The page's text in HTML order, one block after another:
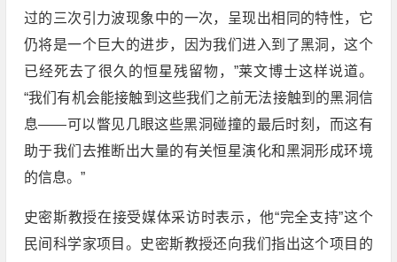
过的三次引力波现象中的一次，呈现出相同的特性，它
仍将是一个巨大的进步，因为我们进入到了黑洞，这个
已经死去了很久的恒星残留物，”莱文博士这样说道。
“我们有机会能接触到这些我们之前无法接触到的黑洞信
息——可以瞥见几眼这些黑洞碰撞的最后时刻，而这有
助于我们去推断出大量的有关恒星演化和黑洞形成环境
的信息。”
史密斯教授在接受媒体采访时表示，他“完全支持”这个
民间科学家项目。史密斯教授还向我们指出这个项目的